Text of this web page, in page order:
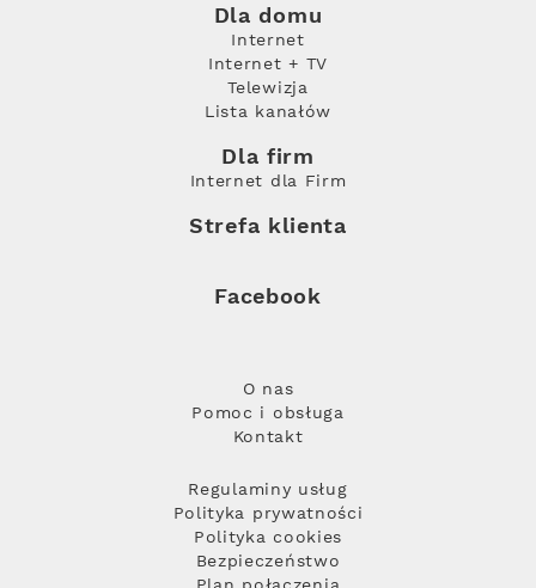
Dla domu
Internet
Internet + TV
Telewizja
Lista kanałów
Dla firm
Internet dla Firm
Strefa klienta
Facebook
O nas
Pomoc i obsługa
Kontakt
Regulaminy usług
Polityka prywatności
Polityka cookies
Bezpieczeństwo